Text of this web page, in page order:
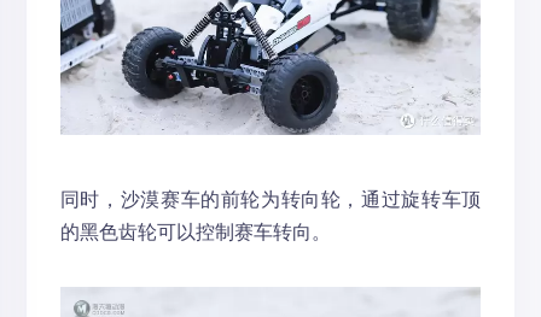
同时，沙漠赛车的前轮为转向轮，通过旋转车顶
的黑色齿轮可以控制赛车转向。